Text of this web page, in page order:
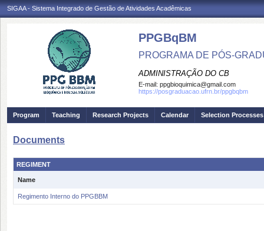
SIGAA - Sistema Integrado de Gestão de Atividades Acadêmicas
PPGBqBM
PROGRAMA DE PÓS-
ADMINISTRAÇÃO DO CB
E-mail: ppgbioquimica@gmail.com
https://posgraduacao.ufrn.br/ppgbqbm
Program Teaching Research Projects Calendar Selection Processes
Documents
REGIMENT
Name
Regimento Interno do PPGBBM